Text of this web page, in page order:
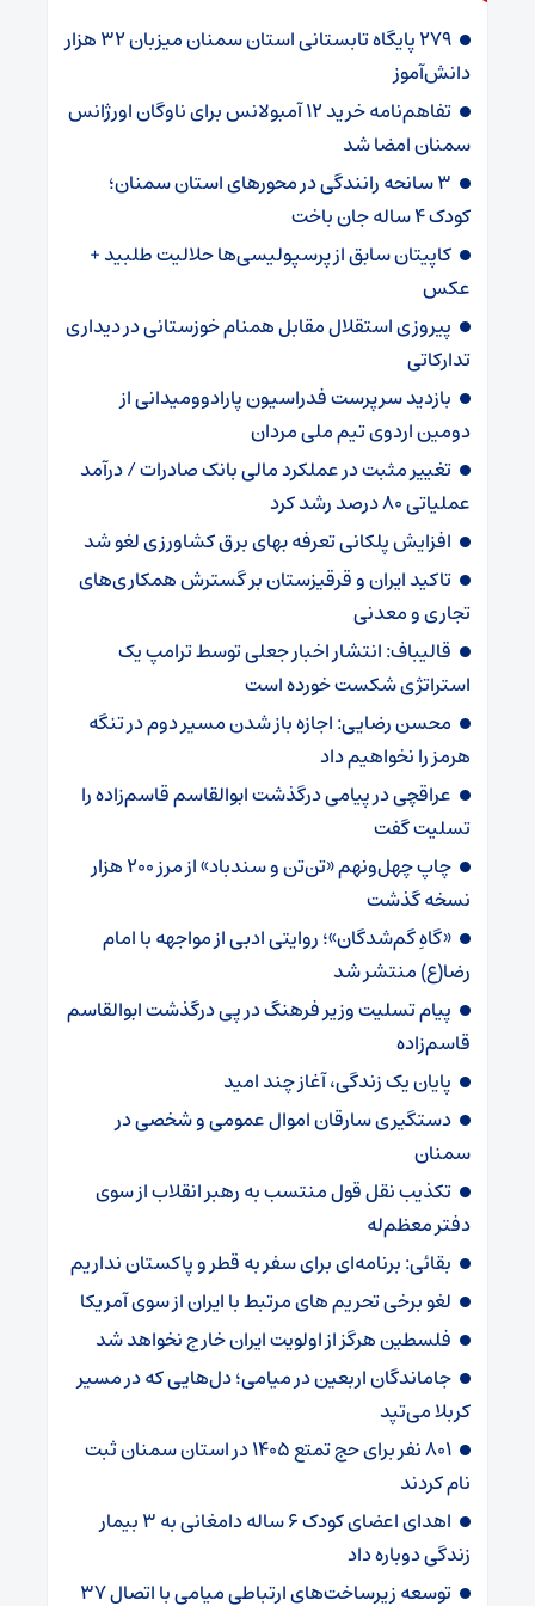
۲۷۹ پایگاه تابستانی استان سمنان میزبان ۳۲ هزار
دانش‌آموز
تفاهم‌نامه خرید ۱۲ آمبولانس برای ناوگان اورژانس
سمنان امضا شد
۳ سانحه رانندگی در محورهای استان سمنان؛
کودک ۴ ساله جان باخت
کاپیتان سابق از پرسپولیسی‌ها حلالیت طلبید +
عکس
پیروزی استقلال مقابل همنام خوزستانی در دیداری
تدارکاتی
بازدید سرپرست فدراسیون پارادوومیدانی از
دومین اردوی تیم ملی مردان
تغییر مثبت در عملکرد مالی بانک صادرات / درآمد
عملیاتی ۸۰ درصد رشد کرد
افزایش پلکانی تعرفه بهای برق کشاورزی لغو شد
تاکید ایران و قرقیزستان بر گسترش همکاری‌های
تجاری و معدنی
قالیباف: انتشار اخبار جعلی توسط ترامپ یک
استراتژی شکست خورده است
محسن رضایی: اجازه باز شدن مسیر دوم در تنگه
هرمز را نخواهیم داد
عراقچی در پیامی درگذشت ابوالقاسم قاسم‌زاده را
تسلیت گفت
چاپ چهل‌ونهم «تن‌تن و سندباد» از مرز ۲۰۰ هزار
نسخه گذشت
«گاهِ گم‌شدگان»؛ روایتی ادبی از مواجهه با امام
رضا(ع) منتشر شد
پیام تسلیت وزیر فرهنگ در پی درگذشت ابوالقاسم
قاسم‌زاده
پایان یک زندگی، آغاز چند امید
دستگیری سارقان اموال عمومی و شخصی در
سمنان
تکذیب نقل قول منتسب به رهبر انقلاب از سوی
دفتر معظم‌له
بقائی: برنامه‌ای برای سفر به قطر و پاکستان نداریم
لغو برخی تحریم های مرتبط با ایران از سوی آمریکا
فلسطین هرگز از اولویت ایران خارج نخواهد شد
جاماندگان اربعین در میامی؛ دل‌هایی که در مسیر
کربلا می‌تپد
۸۰۱ نفر برای حج تمتع ۱۴۰۵ در استان سمنان ثبت
نام کردند
اهدای اعضای کودک ۶ ساله دامغانی به ۳ بیمار
زندگی دوباره داد
توسعه زیرساخت‌های ارتباطی میامی با اتصال ۳۷